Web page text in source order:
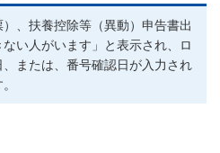
、扶養控除等（異動）申告書出
い人がいます」と表示され、ロ
または、番号確認日が入力され